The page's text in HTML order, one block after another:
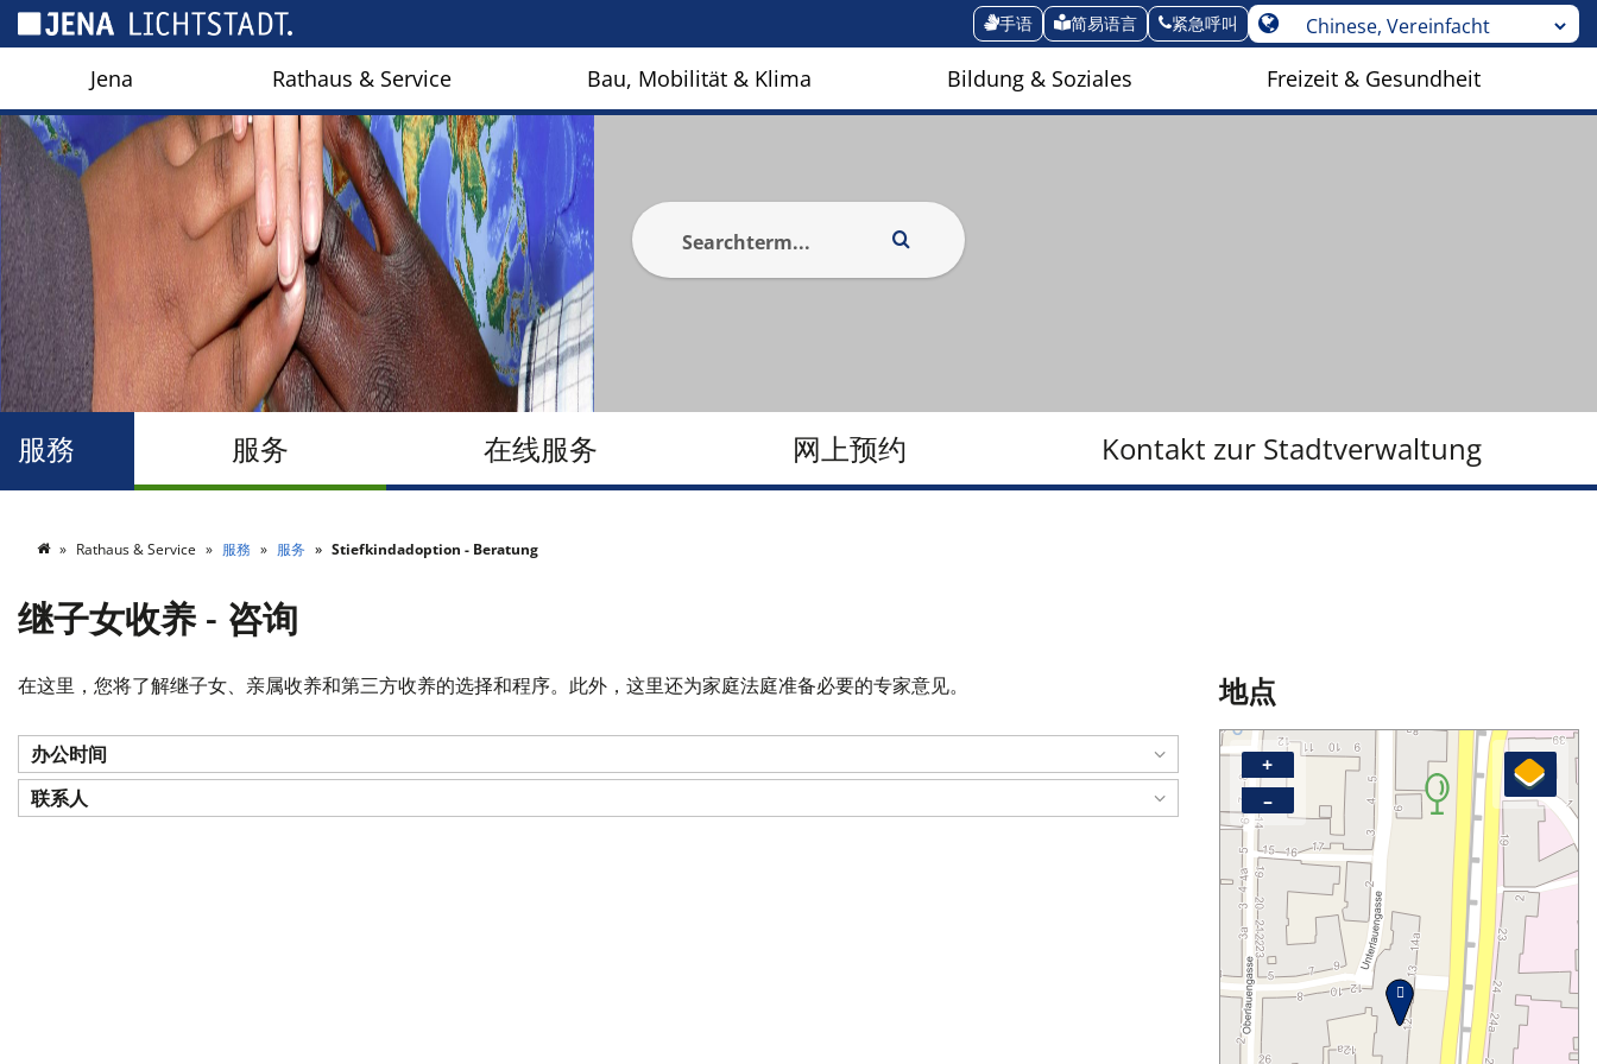
手语 简易语言 紧急呼叫
Jena Rathaus & Service Bau, Mobilität & Klima Bildung & Soziales Freizeit & Gesundheit
服务 在线服务 网上预约 Kontakt zur Stadtverwaltung
服務
Rathaus & Service 服務 服务 Stiefkindadoption - Beratung
继子女收养 - 咨询
在这里，您将了解继子女、亲属收养和第三方收养的选择和程序。此外，这里还为家庭法庭准备必要的专家意见。
办公时间
联系人
地点
+
–
Cookies management panel